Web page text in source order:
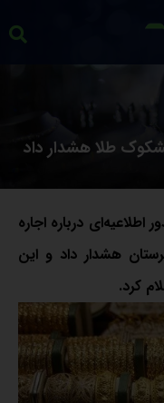
طلا هشدار داد
درباره اجاره
هشدار داد و این
کرد.